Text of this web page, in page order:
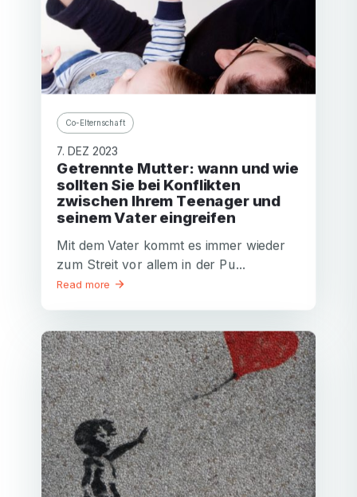
Co-Elternschaft
7. DEZ 2023
Getrennte Mutter: wann und wie
sollten Sie bei Konflikten
zwischen Ihrem Teenager und
seinem Vater eingreifen
Mit dem Vater kommt es immer wieder
zum Streit vor allem in der Pu...
Read more